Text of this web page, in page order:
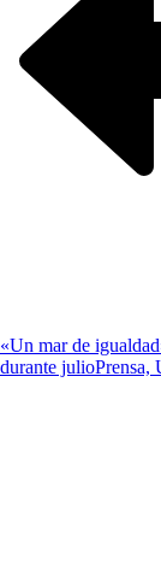
«Un mar de
durante julioPrensa,